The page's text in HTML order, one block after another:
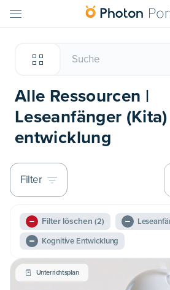
Alle Ressourcen |
Leseanfänger
entwicklung
Filter
Filter löschen (2)
Kognitive Entwicklung
Unterrichtsplan